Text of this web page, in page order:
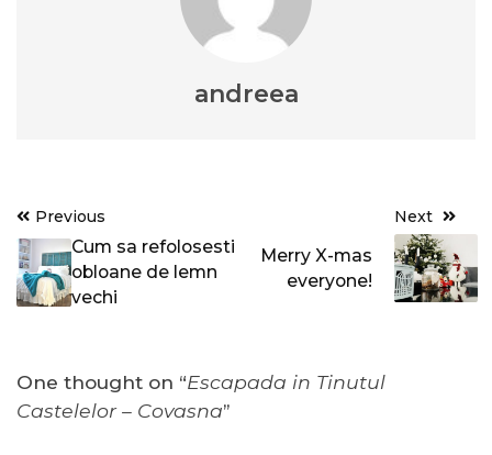
andreea
Post
navigation
Previous
Cum sa refolosesti
obloane de lemn
vechi
Next
Merry X-mas
everyone!
One thought on “Escapada in Tinutul
Castelelor – Covasna”